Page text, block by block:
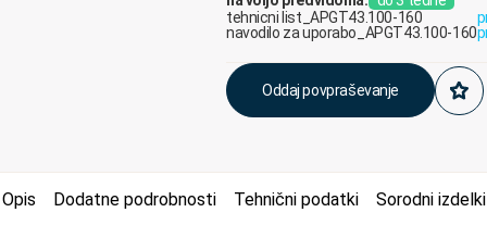
tehnicni list_APGT43.100-160
navodilo za uporabo_APGT43.100-160
Oddaj povpraševanje
Opis Dodatne podrobnosti Tehnični podatki Sorodni izdelki